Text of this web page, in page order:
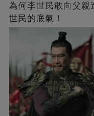
為何李世民敢向父親
世民的底氣！